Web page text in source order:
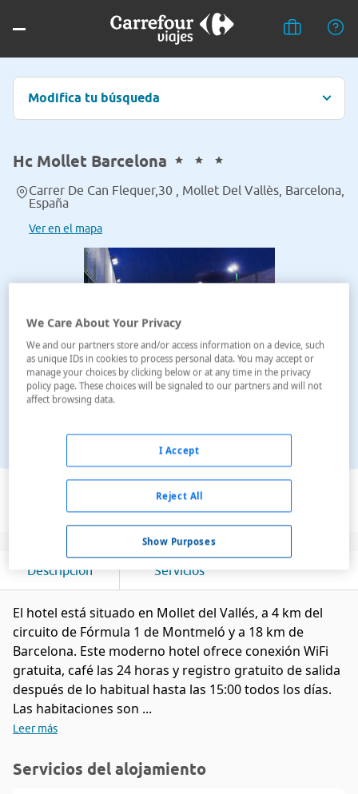
Modifica tu búsqueda
Hc Mollet Barcelona
Carrer De Can Flequer,30 , Mollet Del Vallès, Barcelona,
España
Ver en el mapa
Ver en el mapa
Descripción Servicios
El hotel está situado en Mollet del Vallés, a 4 km del
circuito de Fórmula 1 de Montmeló y a 18 km de
Barcelona. Este moderno hotel ofrece conexión WiFi
gratuita, café las 24 horas y registro gratuito de salida
después de lo habitual hasta las 15:00 todos los días.
Las habitaciones son ...
Leer más
Servicios del alojamiento
We Care About Your Privacy
We and our partners store and/or access information on a device, such
as unique IDs in cookies to process personal data. You may accept or
manage your choices by clicking below or at any time in the privacy
policy page. These choices will be signaled to our partners and will not
affect browsing data.
Show Purposes
Reject All
I Accept